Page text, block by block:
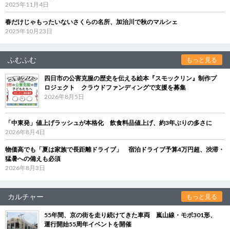
2025年11月4日
春だけじゃもったいないさくらの名所、加治川で秋のマルシェ
2025年10月23日
ふむふむ もっと見る
四日市の公害克服の歴史を伝える絵本『スモックリン』制作プ
ロジェクト クラウドファンディングで支援を募集
2026年8月5日
「中東発」値上げラッシュが本格化 飲食料品値上げ、約3年ぶりの多さに
2026年8月4日
物価高でも「夏は家族で長距離ドライブ」 宿泊ドライブ予算4万円超、渋滞・
猛暑への備えも必須
2026年8月3日
カルチャー もっと見る
55年間、京の街を走り続けてきた車両 嵐山線・モボ301形、
運行開始55周年イベントを開催